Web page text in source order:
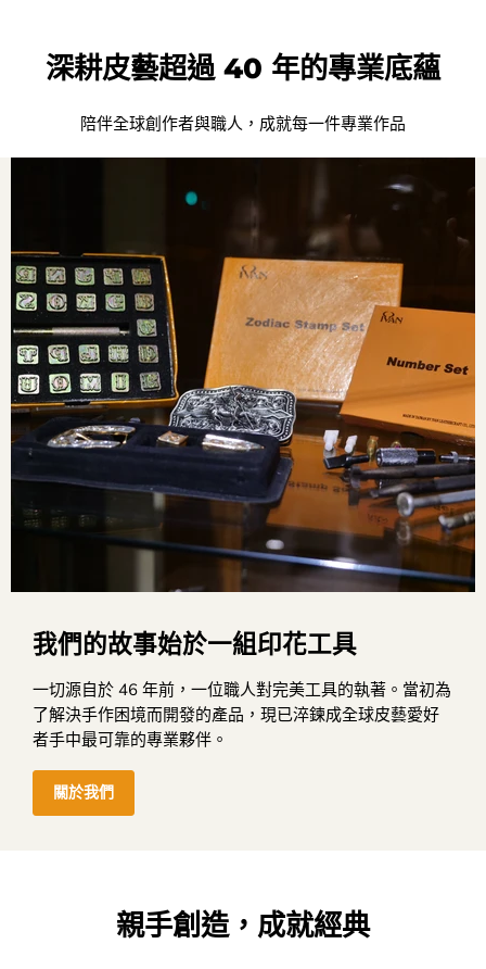
深耕皮藝超過 40 年的專業底蘊
陪伴全球創作者與職人，成就每一件專業作品
我們的故事始於一組印花工具
一切源自於 46 年前，一位職人對完美工具的執著。當初為
了解決手作困境而開發的產品，現已淬鍊成全球皮藝愛好
者手中最可靠的專業夥伴。
關於我們
親手創造，成就經典